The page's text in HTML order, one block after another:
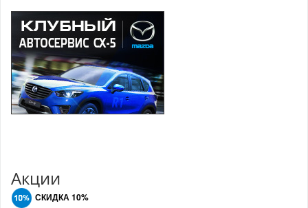
Акции
СКИДКА 10%